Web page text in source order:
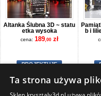
Altanka Ślubna 3D ~ statu
etka wysoka
cena: 189,00zł
PROJEKTUJĘ
b i
Ta strona używa